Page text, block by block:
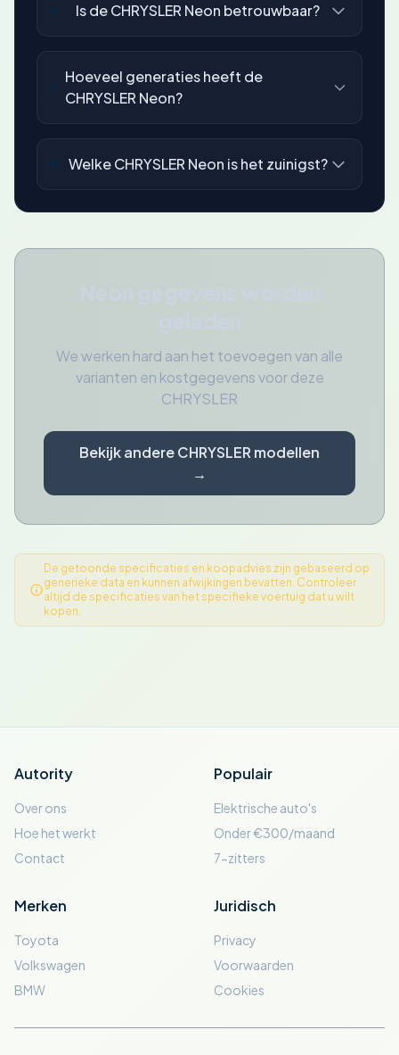
Is de CHRYSLER Neon betrouwbaar?
Hoeveel generaties heeft de
CHRYSLER Neon?
Welke CHRYSLER Neon is het zuinigst?
We werken hard aan het toevoegen van alle
varianten en kostgegevens voor deze
CHRYSLER
Bekijk andere CHRYSLER modellen
→
De getoonde specificaties en koopadvies zijn gebaseerd op
generieke data en kunnen afwijkingen bevatten. Controleer
altijd de specificaties van het specifieke voertuig dat u wilt
kopen.
Autority
Over ons
Hoe het werkt
Contact
Populair
Elektrische auto's
Onder €300/maand
7-zitters
Merken
Toyota
Volkswagen
BMW
Juridisch
Privacy
Voorwaarden
Cookies